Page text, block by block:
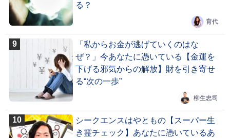
る？
育代
「私からお金が逃げていくのはな
ぜ？」今あなたに憑いている【金運を
下げる邪気からの解放】財を引き寄せ
る“次の一歩”
柳生忠司
シークエンスはやともの【スーパー生
き霊チェック】あなたに憑いているあ